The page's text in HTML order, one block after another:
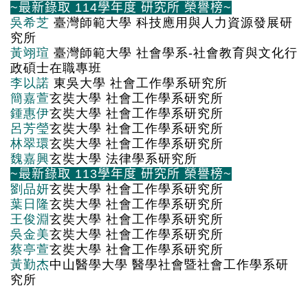
~最新錄取 114學年度 研究所 榮譽榜~
吳希芝 臺灣師範大學 科技應用與人力資源發展研
究所
黃翊瑄 臺灣師範大學 社會學系-社會教育與文化行
政碩士在職專班
李以諾 東吳大學 社會工作學系研究所
簡嘉萱玄奘大學 社會工作學系研究所
鍾惠伊玄奘大學 社會工作學系研究所
呂芳瑩玄奘大學 社會工作學系研究所
林翠環玄奘大學 社會工作學系研究所
魏嘉興玄奘大學 法律學系研究所
~最新錄取 113學年度 研究所 榮譽榜~
劉品妍玄奘大學 社會工作學系研究所
葉日隆玄奘大學 社會工作學系研究所
王俊淵玄奘大學 社會工作學系研究所
吳金美玄奘大學 社會工作學系研究所
蔡亭萱玄奘大學 社會工作學系研究所
黃勤杰中山醫學大學 醫學社會暨社會工作學系研
究所